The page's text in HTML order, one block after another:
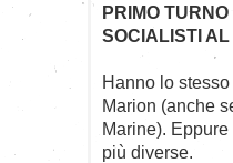
PRIMO
SOCIALISTI AL
Hanno lo
Marion (anche
Marine).
più diverse.